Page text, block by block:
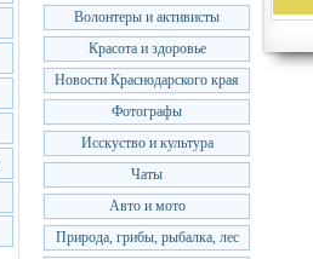
Волонтеры и активисты
Красота и здоровье
Новости Краснодарского края
Фотографы
Исскуство и культура
Чаты
Авто и мото
Природа, грибы, рыбалка, лес